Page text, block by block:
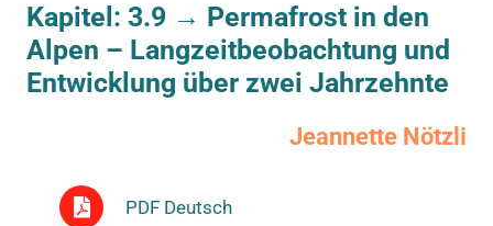
Weitere Themen
Kapitel: 3.9 → Permafrost in den
Alpen – Langzeitbeobachtung und
Entwicklung über zwei Jahrzehnte
Jeannette Nötzli
PDF Deutsch